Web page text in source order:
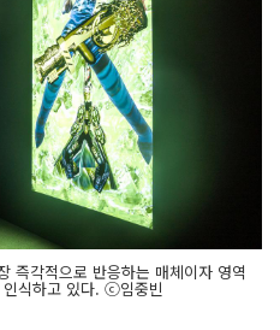
즉각적으로 반응하는 매체이자 영역
식하고 있다. ⓒ임중빈